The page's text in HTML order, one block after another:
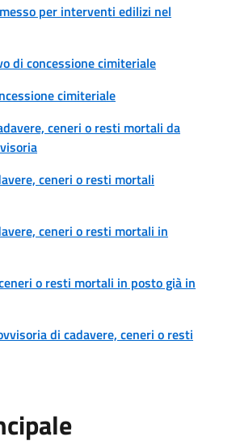
per interventi edilizi nel
di concessione cimiteriale
cimiteriale
ceneri o resti mortali da
ceneri o resti mortali
ceneri o resti mortali in
o resti mortali in posto già in
di cadavere, ceneri o resti